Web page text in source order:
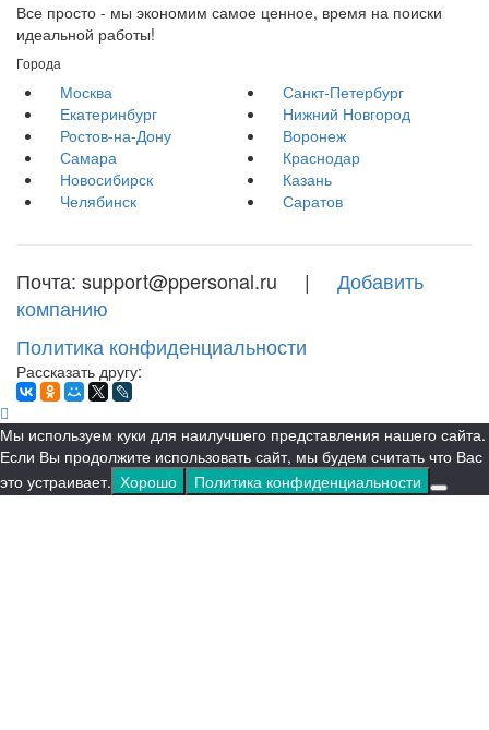
Все просто - мы экономим самое ценное, время на поиски
идеальной работы!
Города
Москва
Санкт-Петербург
Екатеринбург
Нижний Новгород
Ростов-на-Дону
Воронеж
Самара
Краснодар
Новосибирск
Казань
Челябинск
Саратов
Почта: support@ppersonal.ru | Добавить
компанию
Политика конфиденциальности
Рассказать другу:
Мы используем куки для наилучшего представления нашего сайта.
Если Вы продолжите использовать сайт, мы будем считать что Вас
это устраивает. Хорошо Политика конфиденциальности